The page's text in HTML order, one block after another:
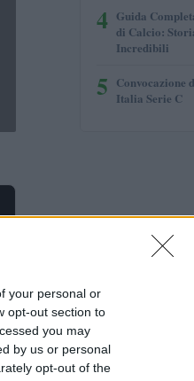
your personal or
opt-out section to
you may
by us or personal
opt-out of the
4 Guida
di Calcio:
Incredibili
5 Convocazione
Italia Serie C